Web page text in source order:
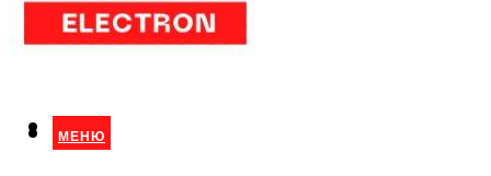
КЛИМАТИЧЕСКАЯ
МЕНЮ
МЕНЮ